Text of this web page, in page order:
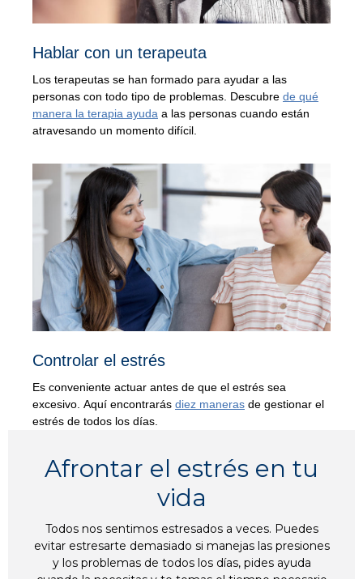
Hablar con un terapeuta
Los terapeutas se han formado para ayudar a las
personas con todo tipo de problemas. Descubre de qué
manera la terapia ayuda a las personas cuando están
atravesando un momento difícil.
Controlar el estrés
Es conveniente actuar antes de que el estrés sea
excesivo. Aquí encontrarás diez maneras de gestionar el
estrés de todos los días.
Afrontar el estrés en tu
vida
Todos nos sentimos estresados a veces. Puedes
evitar estresarte demasiado si manejas las presiones
y los problemas de todos los días, pides ayuda